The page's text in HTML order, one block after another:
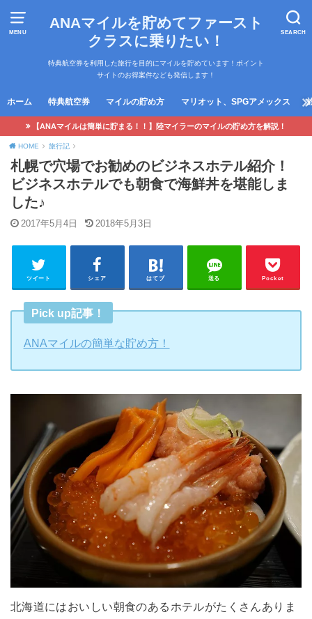
MENU SEARCH
ANAマイルを貯めてファースト
クラスに乗りたい！
特典航空券を利用した旅行を目的にマイルを貯めています！ポイント
サイトのお得案件なども発信します！
ホーム 特典航空券 マイルの貯め方 マリオット、SPGアメックス
【ANAマイルは簡単に貯まる！！】陸マイラーのマイルの貯め方を解説！
HOME 旅行記
札幌で穴場でお勧めのビジネスホテル紹介！
ビジネスホテルでも朝食で海鮮丼を堪能しま
した♪
2017年5月4日 2018年5月3日
ツイート シェア はてブ 送る Pocket
Pick up記事！
ANAマイルの簡単な貯め方！
北海道にはおいしい朝食のあるホテルがたくさんありま